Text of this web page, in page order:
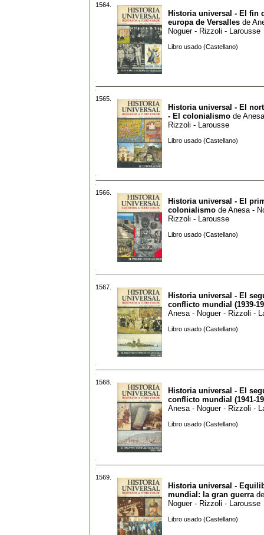
1564.
Historia universal - El fin
europa de Versalles de
Noguer - Rizzoli - Larousse
Libro usado (Castellano)
1565.
Historia universal - El
- El colonialismo de
Rizzoli - Larousse
Libro usado (Castellano)
1566.
Historia universal - El
colonialismo de Anesa -
Rizzoli - Larousse
Libro usado (Castellano)
1567.
Historia universal - El
conflicto mundial (1939-
Anesa - Noguer - Rizzoli -
Libro usado (Castellano)
1568.
Historia universal - El
conflicto mundial (1941-
Anesa - Noguer - Rizzoli -
Libro usado (Castellano)
1569.
Historia universal -
mundial: la gran guerra
Noguer - Rizzoli - Larousse
Libro usado (Castellano)